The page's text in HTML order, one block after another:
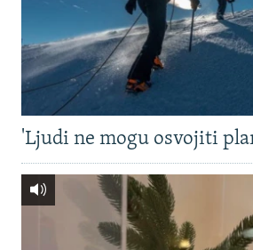
'Ljudi ne mogu osvojiti